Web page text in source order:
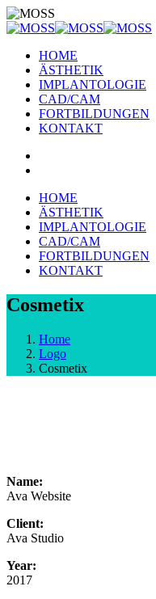
HOME
ÄSTHETIK
IMPLANTOLOGIE
CAD/CAM
FORTBILDUNGEN
KONTAKT
HOME
ÄSTHETIK
IMPLANTOLOGIE
CAD/CAM
FORTBILDUNGEN
KONTAKT
Cosmetix
Home
Logo
Cosmetix
Name:
Ava Website
Client:
Ava Studio
Year:
2017